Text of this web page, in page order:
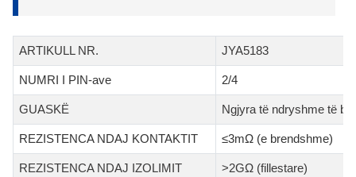
ARTIKULL NR. JYA5183
NUMRI I PIN-ave 2/4
GUASKË Ngjyra të ndryshme të
REZISTENCA NDAJ KONTAKTIT ≤3mΩ (e brendshme)
REZISTENCA NDAJ IZOLIMIT >2GΩ (fillestare)